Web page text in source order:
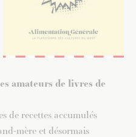
amateurs de livres de
de recettes accumulés
mère et désormais